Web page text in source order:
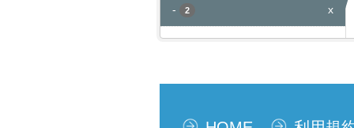
-
2 x